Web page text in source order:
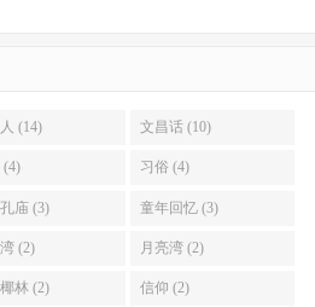
(14) 文昌话 (10)
(4) 习俗 (4)
庙 (3) 童年回忆 (3)
(2) 月亮湾 (2)
林 (2) 信仰 (2)